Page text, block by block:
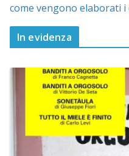
come vengono elaborati
In evidenza